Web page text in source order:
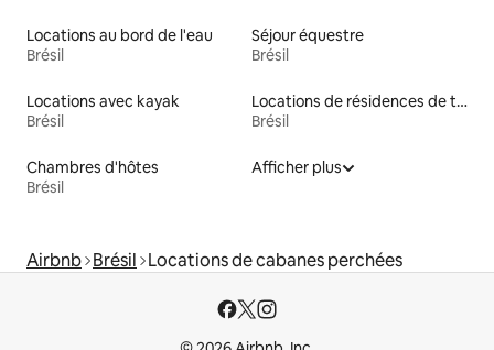
Locations au bord de l'eau
Brésil
Séjour équestre
Brésil
Locations avec kayak
Brésil
Locations de résidences de tourisme
Brésil
Chambres d'hôtes
Brésil
Afficher plus
Airbnb Brésil Locations de cabanes perchées